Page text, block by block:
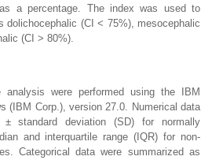
a percentage. The index was used to
dolichocephalic (CI < 75%), mesocephalic
(CI > 80%).
analysis were performed using the IBM
(IBM Corp.), version 27.0. Numerical data
standard deviation (SD) for normally
and interquartile range (IQR) for non-
Categorical data were summarized as